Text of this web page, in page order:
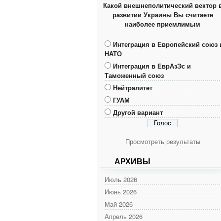
Какой внешнеполитический вектор
развитии Украины Вы считаете
наиболее приемлимым
Интеграция в Европейский союз
НАТО
Интеграция в ЕврАзЭс и
Таможенный союз
Нейтралитет
ГУАМ
Другой вариант
Просмотреть результаты
АРХИВЫ
Июль 2026
Июнь 2026
Май 2026
Апрель 2026